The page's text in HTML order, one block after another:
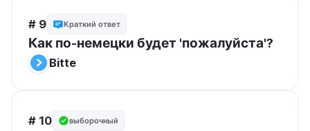
# 9 Краткий ответ
Как по-немецки будет 'пожалуйста'?
Bitte
# 10 выборочный